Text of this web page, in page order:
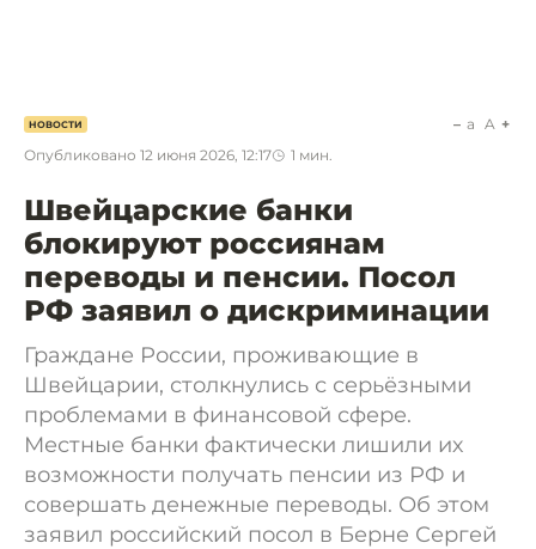
НОВОСТИ
Опубликовано 12 июня 2026, 12:17 1 мин.
a A
Швейцарские банки
блокируют россиянам
переводы и пенсии. Посол
РФ заявил о дискриминации
Граждане России, проживающие в
Швейцарии, столкнулись с серьёзными
проблемами в финансовой сфере.
Местные банки фактически лишили их
возможности получать пенсии из РФ и
совершать денежные переводы. Об этом
заявил российский посол в Берне Сергей